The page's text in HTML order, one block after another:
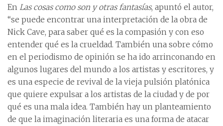
En Las cosas como son y otras fantasías, apuntó el autor,
“se puede encontrar una interpretación de la obra de
Nick Cave, para saber qué es la compasión y con eso
entender qué es la crueldad. También una sobre cómo
en el periodismo de opinión se ha ido arrinconando en
algunos lugares del mundo a los artistas y escritores, y
es una especie de revival de la vieja pulsión platónica
que quiere expulsar a los artistas de la ciudad y de por
qué es una mala idea. También hay un planteamiento
de que la imaginación literaria es una forma de atacar